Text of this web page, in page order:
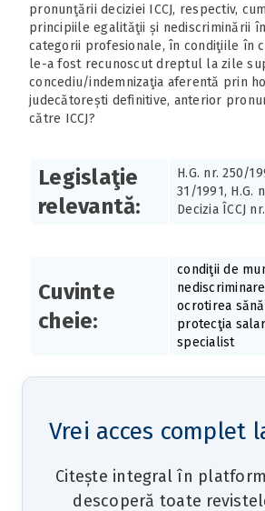
pronunţării deciziei ICCJ, respectiv,
principiile egalităţii și nediscriminării
categorii profesionale, în condiţiile în
le-a fost recunoscut dreptul la zile
concediu/indemnizaţia aferentă prin
judecătorești definitive, anterior
către ICCJ?
Legislaţie
relevantă:
H.G. nr. 250/
31/1991, H.G.
Decizia ÎCCJ
Cuvinte
cheie:
condiţii de
nediscriminare
ocrotirea
protecţia
specialist
Vrei acces complet
Citește integral în
descoperă toate